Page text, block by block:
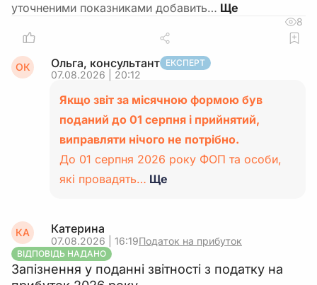
уточненими показниками добавить…
8
ОК Ольга, консультант ЕКСПЕРТ
07.08.2026 | 20:12
Якщо звіт за місячною формою був
поданий до 01 серпня і прийнятий,
виправляти нічого не потрібно.
До 01 серпня 2026 року ФОП та особи,
які провадять… Ще
КА Катерина
07.08.2026 | 16:19Податок на прибуток
ВІДПОВІДЬ НАДАНО
Запізнення у поданні звітності з податку на